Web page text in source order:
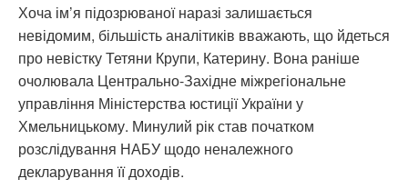
Хоча ім’я підозрюваної наразі залишається
невідомим, більшість аналітиків вважають, що йдеться
про невістку Тетяни Крупи, Катерину. Вона раніше
очолювала Центрально-Західне міжрегіональне
управління Міністерства юстиції України у
Хмельницькому. Минулий рік став початком
розслідування НАБУ щодо неналежного
декларування її доходів.